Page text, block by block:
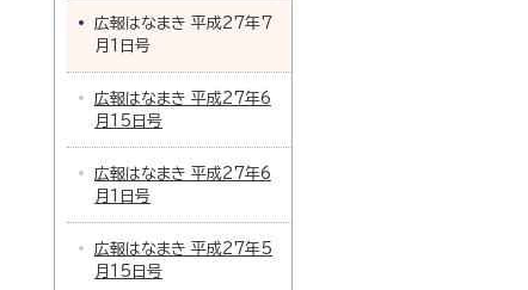
広報はなまき 平成27年7
月1日号
広報はなまき 平成27年6
月15日号
広報はなまき 平成27年6
月1日号
広報はなまき 平成27年5
月15日号